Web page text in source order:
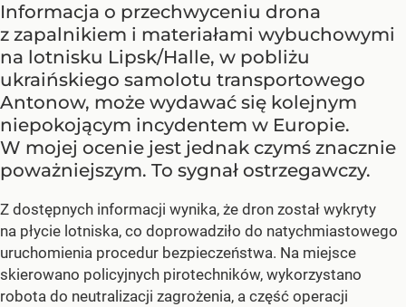
Informacja o przechwyceniu drona
z zapalnikiem i materiałami wybuchowymi
na lotnisku Lipsk/Halle, w pobliżu
ukraińskiego samolotu transportowego
Antonow, może wydawać się kolejnym
niepokojącym incydentem w Europie.
W mojej ocenie jest jednak czymś znacznie
poważniejszym. To sygnał ostrzegawczy.
Z dostępnych informacji wynika, że dron został wykryty
na płycie lotniska, co doprowadziło do natychmiastowego
uruchomienia procedur bezpieczeństwa. Na miejsce
skierowano policyjnych pirotechników, wykorzystano
robota do neutralizacji zagrożenia, a część operacji